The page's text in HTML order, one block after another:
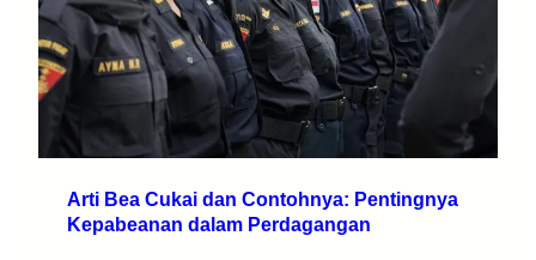
Arti Bea Cukai dan Contohnya: Pentingnya
Kepabeanan dalam Perdagangan